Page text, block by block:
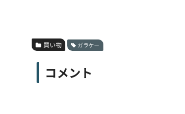
買い物 ガラケー
コメント